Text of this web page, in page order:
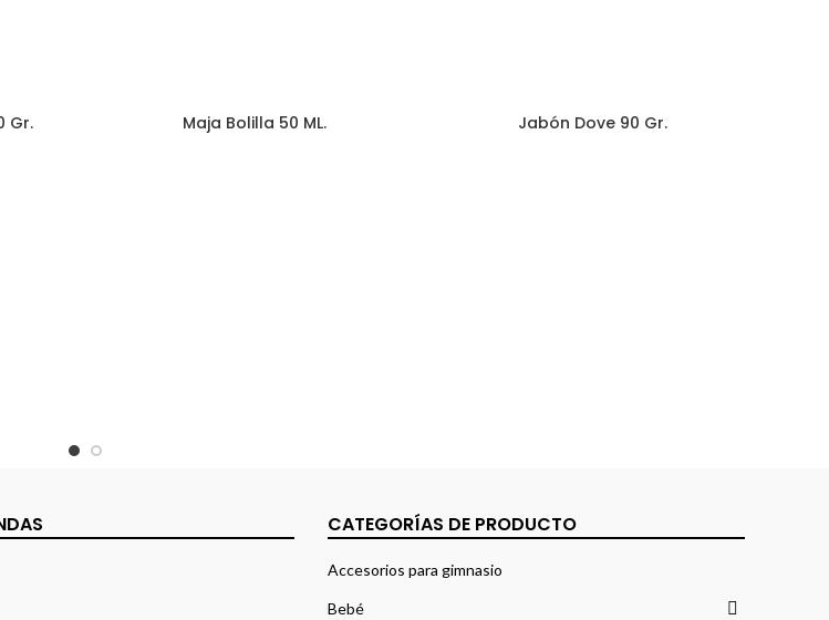
Gr. Maja Bolilla 50 ML. Jabón Dove 90 Gr.
CATEGORÍAS DE PRODUCTO
Accesorios para gimnasio
Bebé